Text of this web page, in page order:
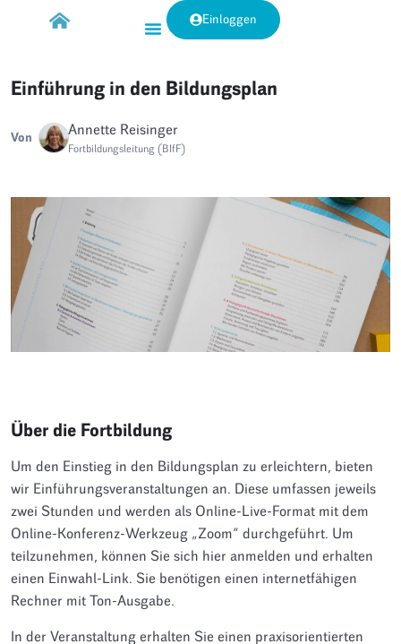
Einloggen
Einführung in den Bildungsplan
Von Annette Reisinger
Fortbildungsleitung (BIfF)
Über die Fortbildung
Um den Einstieg in den Bildungsplan zu erleichtern, bieten
wir Einführungsveranstaltungen an. Diese umfassen jeweils
zwei Stunden und werden als Online-Live-Format mit dem
Online-Konferenz-Werkzeug „Zoom“ durchgeführt. Um
teilzunehmen, können Sie sich hier anmelden und erhalten
einen Einwahl-Link. Sie benötigen einen internetfähigen
Rechner mit Ton-Ausgabe.
In der Veranstaltung erhalten Sie einen praxisorientierten